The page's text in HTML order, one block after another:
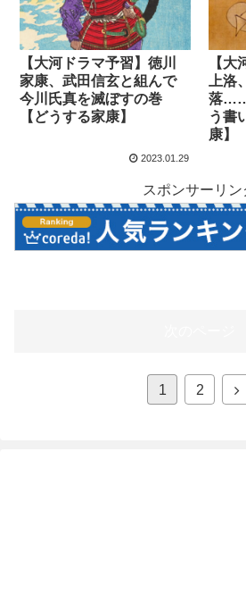
【大河ドラマ予習】徳川
家康、武田信玄と組んで
今川氏真を滅ぼすの巻
【どうする家康】
2023.01.29
【
上洛
落……
う書
康】
スポンサーリン
1 2